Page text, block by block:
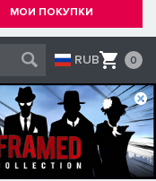
МОИ ПОКУПКИ
RUB 0